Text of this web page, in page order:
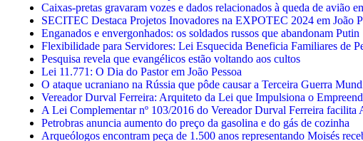
Caixas-pretas gravaram vozes e dados relacionados à queda de avião
SECITEC Destaca Projetos Inovadores na EXPOTEC 2024 em João
Enganados e envergonhados: os soldados russos que abandonam Putin
Flexibilidade para Servidores: Lei Esquecida Beneficia Familiares de
Pesquisa revela que evangélicos estão voltando aos cultos
Lei 11.771: O Dia do Pastor em João Pessoa
O ataque ucraniano na Rússia que pôde causar a Terceira Guerra
Vereador Durval Ferreira: Arquiteto da Lei que Impulsiona o
A Lei Complementar nº 103/2016 do Vereador Durval Ferreira facilita
Petrobras anuncia aumento do preço da gasolina e do gás de cozinha
Arqueólogos encontram peça de 1.500 anos representando Moisés